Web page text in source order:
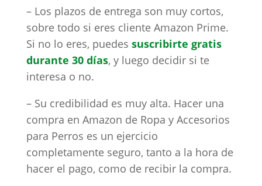
– Los plazos de entrega son muy cortos,
sobre todo si eres cliente Amazon Prime.
Si no lo eres, puedes suscribirte gratis
durante 30 días, y luego decidir si te
interesa o no.
– Su credibilidad es muy alta. Hacer una
compra en Amazon de Ropa y Accesorios
para Perros es un ejercicio
completamente seguro, tanto a la hora de
hacer el pago, como de recibir la compra.